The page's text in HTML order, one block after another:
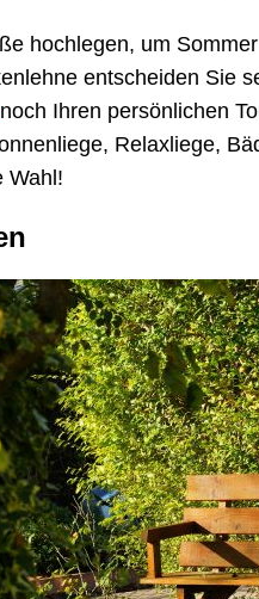
hochlegen, um
entscheiden Sie
noch Ihren persönlichen
Relaxliege,
Wahl!